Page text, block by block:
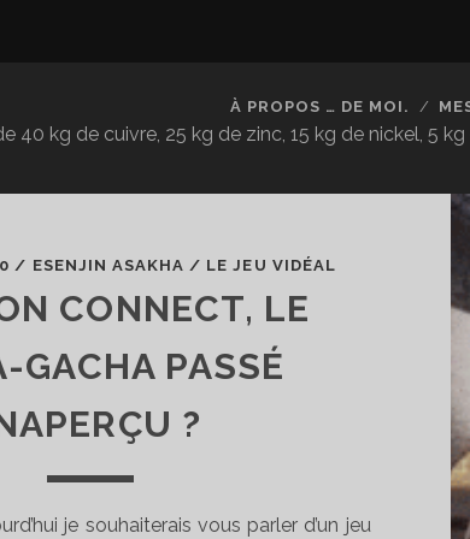
40 kg de cuivre, 25 kg de zinc, 15 kg de nickel, 5
À PROPOS … DE MOI.
/ ESENJIN ASAKHA / LE JEU VIDÉAL
CONNECT, LE
GACHA PASSÉ
?
je souhaiterais vous parler d’un jeu